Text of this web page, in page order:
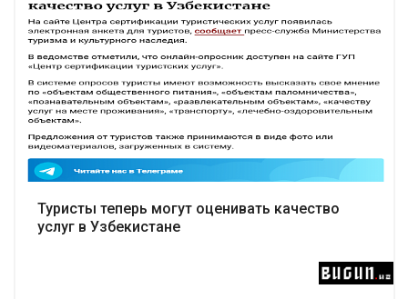
Подробнее
Туристы теперь могут оценивать качество
услуг в Узбекистане